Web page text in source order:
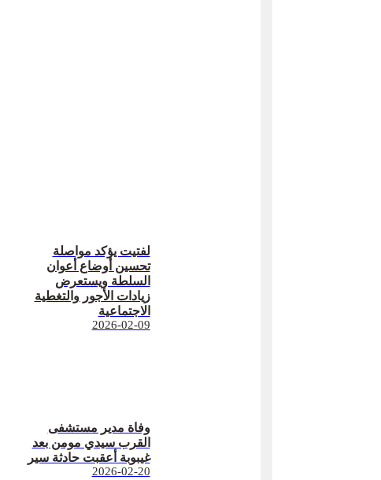
لفتيت يؤكد مواصلة
تحسين أوضاع أعوان
السلطة ويستعرض
زيادات الأجور والتغطية
الاجتماعية
2026-02-09
وفاة مدير مستشفى
القرب سيدي مومن بعد
غيبوبة أعقبت حادثة سير
2026-02-20